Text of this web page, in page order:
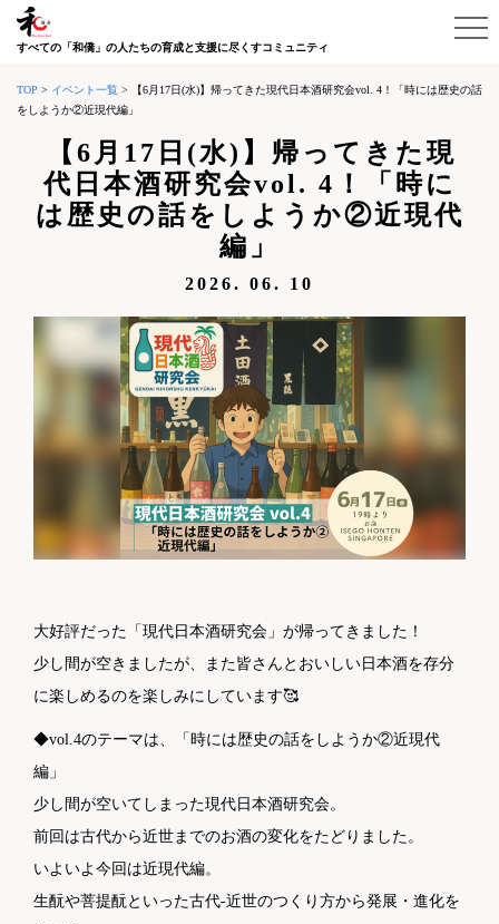
すべての「和僑」の人たちの育成と支援に尽くすコミュニティ
TOP > イベント一覧 >
【6月17日(水)】帰ってきた現代日本酒研究会vol. 4！「時には歴史の話
をしようか②近現代編」
【6月17日(水)】帰ってきた現
代日本酒研究会vol. 4！「時に
は歴史の話をしようか②近現代
編」
2026. 06. 10
大好評だった「現代日本酒研究会」が帰ってきました！
少し間が空きましたが、また皆さんとおいしい日本酒を存分
に楽しめるのを楽しみにしています🥰
◆vol.4のテーマは、「時には歴史の話をしようか②近現代
編」
少し間が空いてしまった現代日本酒研究会。
前回は古代から近世までのお酒の変化をたどりました。
いよいよ今回は近現代編。
生酛や菩提酛といった古代-近世のつくり方から発展・進化を